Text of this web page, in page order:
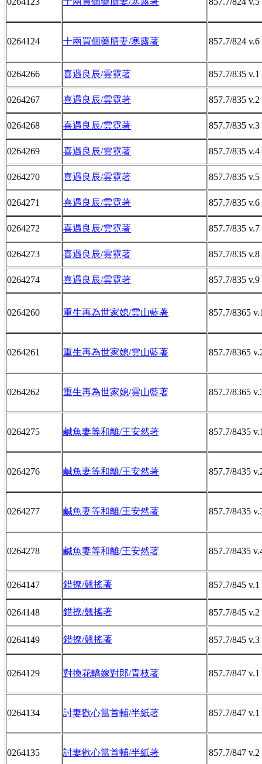
0264124 十兩買個藥膳妻/寒露著 857.7/824 v.6
0264266 喜遇良辰/雲霓著 857.7/835 v.1
0264267 喜遇良辰/雲霓著 857.7/835 v.2
0264268 喜遇良辰/雲霓著 857.7/835 v.3
0264269 喜遇良辰/雲霓著 857.7/835 v.4
0264270 喜遇良辰/雲霓著 857.7/835 v.5
0264271 喜遇良辰/雲霓著 857.7/835 v.6
0264272 喜遇良辰/雲霓著 857.7/835 v.7
0264273 喜遇良辰/雲霓著 857.7/835 v.8
0264274 喜遇良辰/雲霓著 857.7/835 v.9
0264260 重生再為世家媳/雲山藍著 857.7/8365
0264261 重生再為世家媳/雲山藍著 857.7/8365
0264262 重生再為世家媳/雲山藍著 857.7/8365
0264275 鹹魚妻等和離/王安然著 857.7/8435
0264276 鹹魚妻等和離/王安然著 857.7/8435
0264277 鹹魚妻等和離/王安然著 857.7/8435
0264278 鹹魚妻等和離/王安然著 857.7/8435
0264147 錯撩/翹搖著 857.7/845 v.1
0264148 錯撩/翹搖著 857.7/845 v.2
0264149 錯撩/翹搖著 857.7/845 v.3
0264129 對換花轎嫁對郎/青枝著 857.7/847 v.1
0264134 討妻歡心當首輔/半紙著 857.7/847 v.1
0264135 討妻歡心當首輔/半紙著 857.7/847 v.2